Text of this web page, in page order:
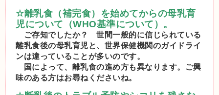
☆離乳食（補完食）を始めてからの母乳育
児について（WHO基準について）。
ご存知でしたか？ 世間一般的に信じられている
離乳食後の母乳育児と、世界保健機関のガイドライ
ンは違っていることが多いのです。
国によって、離乳食の進め方も異なります。ご興
味のある方はお尋ねくださいね。